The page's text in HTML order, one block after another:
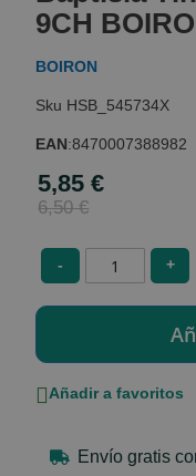
beginning
of
the
gallery
9CH
BOIRON
HSB_545734X
EAN:8470007388982
Special
Price
5,85 €
6,50 €
- +
Añadir a favoritos
Envío gratis